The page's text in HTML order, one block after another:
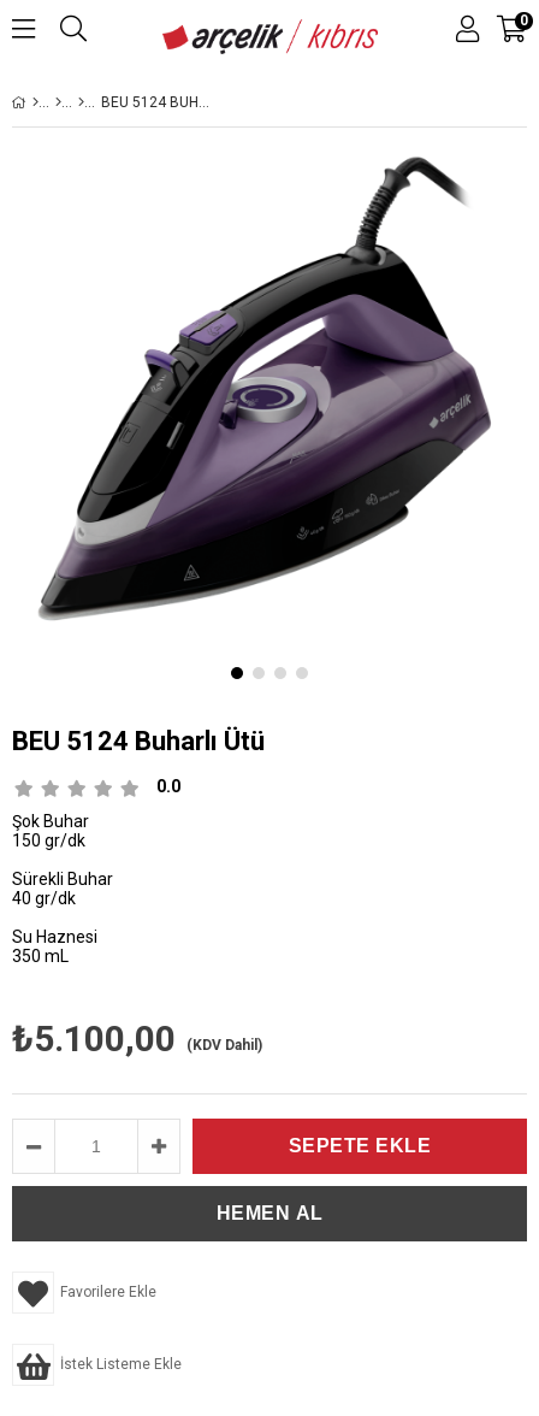
0
BEU 5124 BUHARLI ÜTÜ
BEU 5124 Buharlı Ütü
0.0
Şok Buhar
150 gr/dk
Sürekli Buhar
40 gr/dk
Su Haznesi
350 mL
₺5.100,00 (KDV Dahil)
Favorilere Ekle
İstek Listeme Ekle